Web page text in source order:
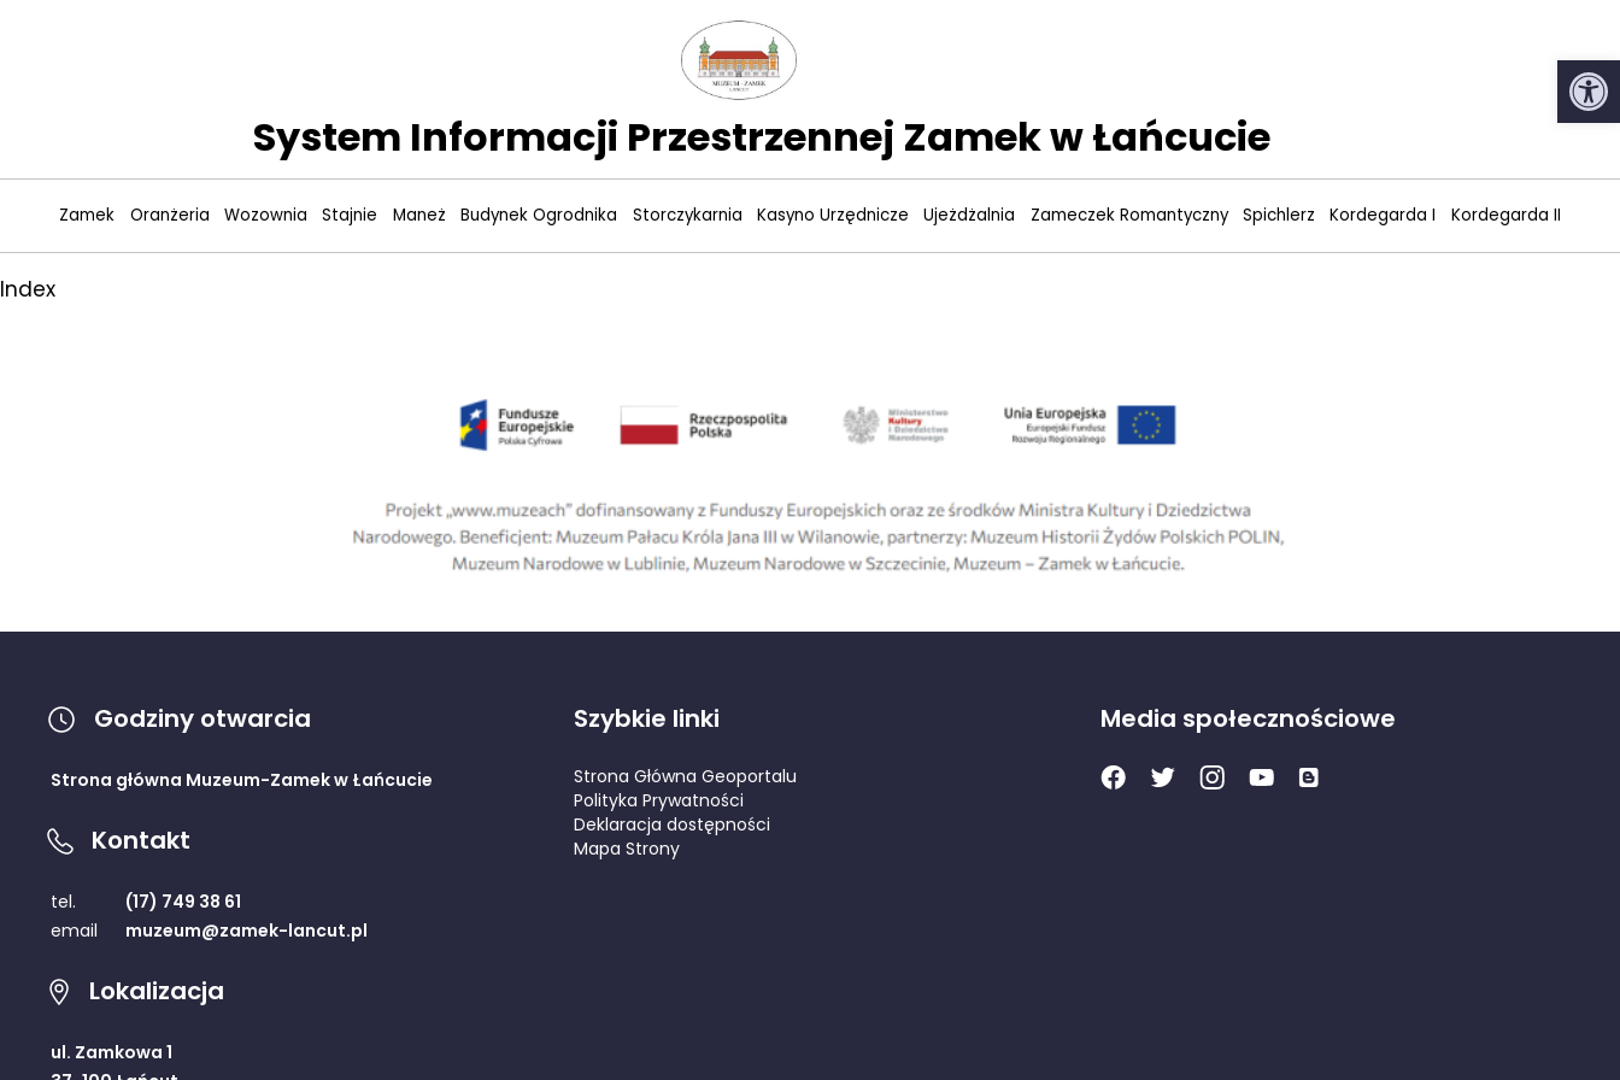
System Informacji Przestrzennej Zamek w Łańcucie
Zamek Oranżeria Wozownia Stajnie Maneż Budynek Ogrodnika Storczykarnia Kasyno Urzędnicze Ujeżdżalnia Zameczek Romantyczny Spichlerz Kordegarda I Kordegarda II
Index
Godziny otwarcia
Strona główna Muzeum-Zamek w Łańcucie
Kontakt
tel.
(17) 749 38 61
email
muzeum@zamek-lancut.pl
Lokalizacja
ul. Zamkowa 1
Szybkie linki
Strona Główna Geoportalu
Polityka Prywatności
Deklaracja dostępności
Mapa Strony
Media społecznościowe